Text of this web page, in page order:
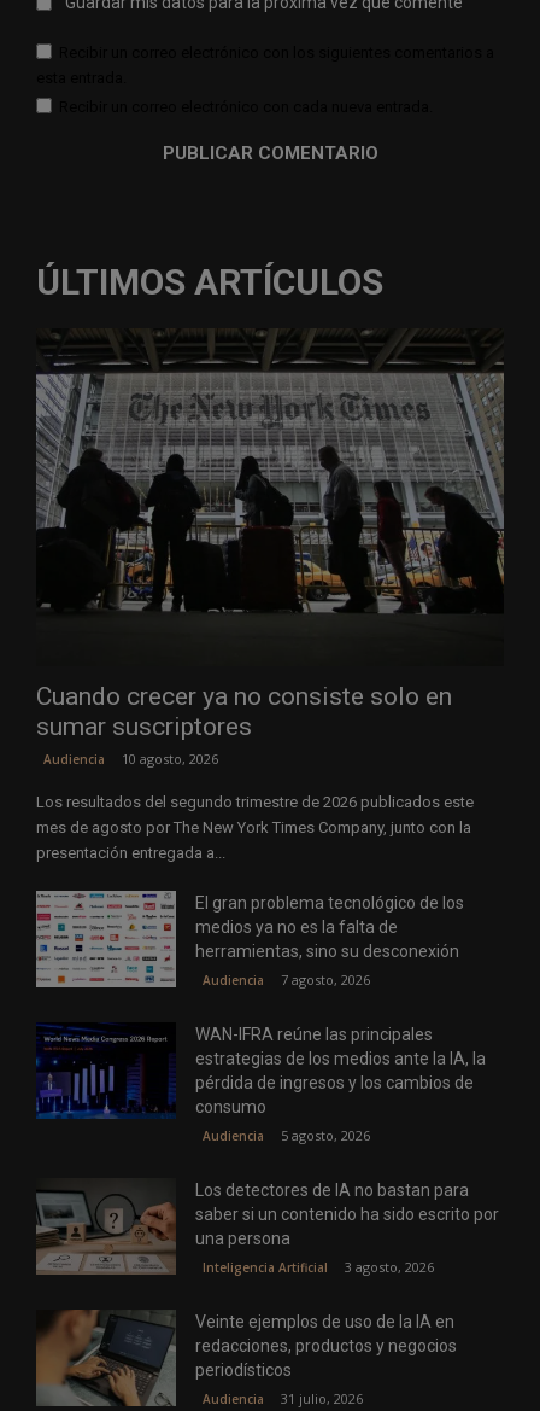
ÚLTIMOS ARTÍCULOS
Cuando crecer ya no consiste solo en
sumar suscriptores
Audiencia 10 agosto, 2026
Los resultados del segundo trimestre de 2026 publicados este
mes de agosto por The New York Times Company, junto con la
presentación entregada a...
El gran problema tecnológico de los
medios ya no es la falta de
herramientas, sino su desconexión
Audiencia 7 agosto, 2026
WAN-IFRA reúne las principales
estrategias de los medios ante la IA, la
pérdida de ingresos y los cambios de
consumo
Audiencia 5 agosto, 2026
Los detectores de IA no bastan para
saber si un contenido ha sido escrito por
una persona
Inteligencia Artificial 3 agosto, 2026
Veinte ejemplos de uso de la IA en
redacciones, productos y negocios
periodísticos
Audiencia 31 julio, 2026